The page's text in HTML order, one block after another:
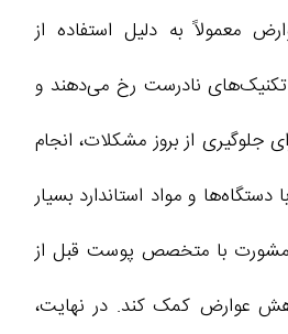
معمولاً به دلیل استفاده از
نادرست رخ می‌دهند و
جلوگیری از بروز مشکلات، انجام
دستگاه‌ها و مواد استاندارد بسیار
با متخصص پوست قبل از
عوارض کمک کند. در نهایت،